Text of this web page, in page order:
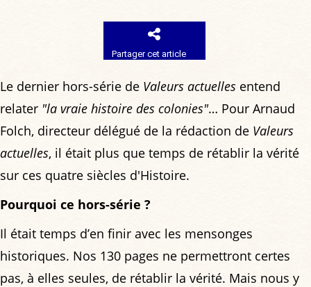
Partager cet article
Le dernier hors-série de Valeurs actuelles entend
relater "la vraie histoire des colonies"… Pour Arnaud
Folch, directeur délégué de la rédaction de Valeurs
actuelles, il était plus que temps de rétablir la vérité
sur ces quatre siècles d'Histoire.
Pourquoi ce hors-série ?
Il était temps d’en finir avec les mensonges
historiques. Nos 130 pages ne permettront certes
pas, à elles seules, de rétablir la vérité. Mais nous y